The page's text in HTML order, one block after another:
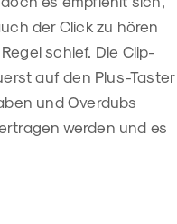
der Click zu hören
schief. Die Clip-
auf den Plus-Taster
und Overdubs
werden und es